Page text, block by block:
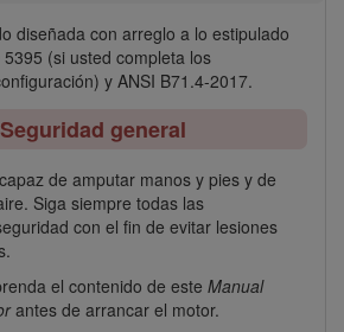
diseñada con arreglo a lo estipulado
(si usted completa los
y ANSI B71.4-2017.
Seguridad general
de amputar manos y pies y de
Siga siempre todas las
con el fin de evitar lesiones
el contenido de este Manual
antes de arrancar el motor.